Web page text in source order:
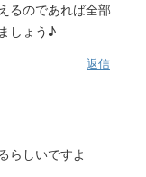
るのであれば全部
しょう♪
返信
らしいですよ